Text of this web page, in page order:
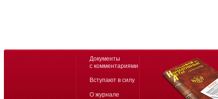
Документы
с комментариями
Вступают в силу
О журнале